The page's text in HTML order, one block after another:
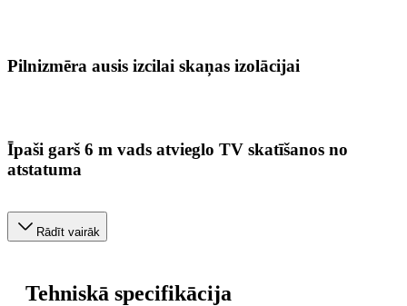
Pilnizmēra ausis izcilai skaņas izolācijai
Īpaši garš 6 m vads atvieglo TV skatīšanos no
atstatuma
Rādīt vairāk
Tehniskā specifikācija